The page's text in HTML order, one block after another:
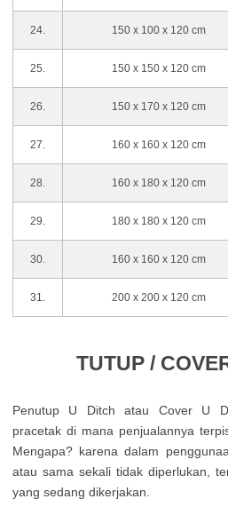
24. 150 x 100 x 120 cm
25. 150 x 150 x 120 cm
26. 150 x 170 x 120 cm
27. 160 x 160 x 120 cm
28. 160 x 180 x 120 cm
29. 180 x 180 x 120 cm
30. 160 x 160 x 120 cm
31. 200 x 200 x 120 cm
TUTUP /
Penutup U Ditch atau Cover U
pracetak di mana penjualannya
Mengapa? karena dalam
atau sama sekali tidak diperlukan,
yang sedang dikerjakan.